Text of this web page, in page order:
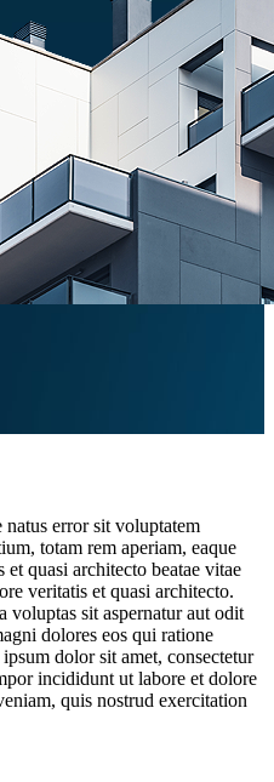
natus error sit voluptatem
totam rem aperiam, eaque
quasi architecto beatae vitae
veritatis et quasi architecto.
voluptas sit aspernatur aut odit
dolores eos qui ratione
dolor sit amet, consectetur
incididunt ut labore et dolore
quis nostrud exercitation